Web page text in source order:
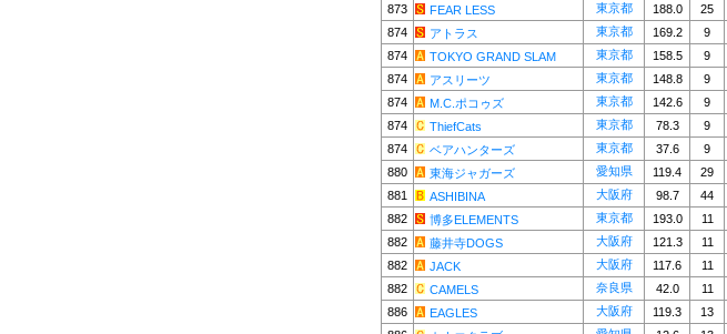
873
FEAR LESS 東京都 188.0 25
874
アトラス 東京都 169.2 9
874
TOKYO GRAND SLAM 東京都 158.5 9
874
アスリーツ 東京都 148.8 9
874
M.C.ポコゥズ 東京都 142.6 9
874
ThiefCats 東京都 78.3 9
874
ベアハンターズ 東京都 37.6 9
880
東海ジャガーズ 愛知県 119.4 29
881
ASHIBINA 大阪府 98.7 44
882
博多ELEMENTS 東京都 193.0 11
882
藤井寺DOGS 大阪府 121.3 11
882
JACK 大阪府 117.6 11
882
CAMELS 奈良県 42.0 11
886
EAGLES 大阪府 119.3 13